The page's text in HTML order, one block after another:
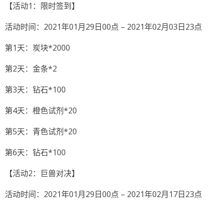
【活动1：限时签到】
活动时间：2021年01月29日00点 – 2021年02月03日23点
第1天：炭块*2000
第2天：金条*2
第3天：钻石*100
第4天：橙色试剂*20
第5天：青色试剂*20
第6天：钻石*100
【活动2：巨兽对决】
活动时间：2021年01月29日00点 – 2021年02月17日23点